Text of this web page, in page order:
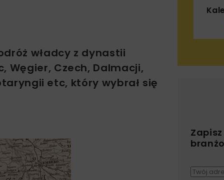
władcy z dynastii
Węgier, Czech, Dalmacji,
etc, który wybrał się